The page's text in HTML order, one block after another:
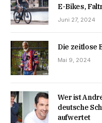
E-Bikes,
Juni 27, 2024
Die zeitlose
Mai 9, 2024
Wer ist
deutsche
aufwertet